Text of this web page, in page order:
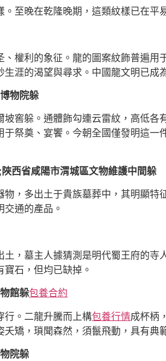
晚在乾隆晚期，這類紋樣已在平
利的象征。龍的圖案紋飾普遍用
涯的渴望與尋求。中國龍文明已成
物院躲
躲。通體飾勾連云雷紋，高低各
祭奠、宴饗。今朝全國僅發明這
西省咸陽市渭城區文物維護中間躲
多出土于貴族墓葬中，其明顯特
通的產品。
土，墓主人據猜測是明代蜀王府的
石，但均已缺掉。
館躲包養合約
。二龍升騰而上構包養行情成杯柄
矯，瑣聞森然，須鬣飛動，具有典
院躲